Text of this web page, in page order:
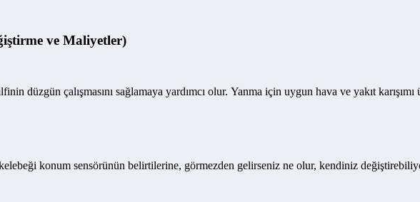
ve Maliyetler)
düzgün çalışmasını sağlamaya yardımcı olur. Yanma için uygun hava ve yakıt
kelebeği konum sensörünün belirtilerine, görmezden gelirseniz ne olur, kendiniz